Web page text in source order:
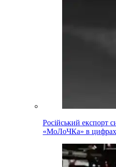
Російський експорт
«МоЛоЧКа» в цифрах